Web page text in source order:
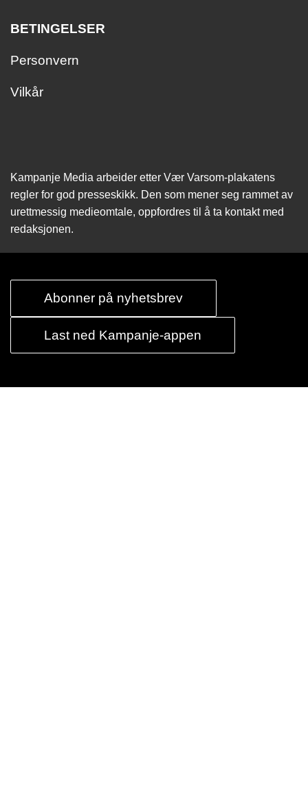
BETINGELSER
Personvern
Vilkår
Kampanje Media arbeider etter Vær Varsom-plakatens
regler for god presseskikk. Den som mener seg rammet av
urettmessig medie­omtale, oppfordres til å ta kontakt med
redaksjonen.
Abonner på nyhetsbrev
Last ned Kampanje-appen